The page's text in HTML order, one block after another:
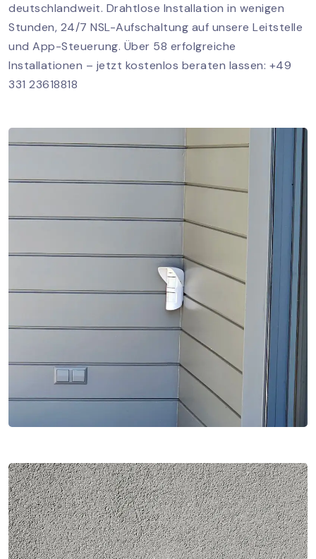
deutschlandweit. Drahtlose Installation in wenigen
Stunden, 24/7 NSL-Aufschaltung auf unsere Leitstelle
und App-Steuerung. Über 58 erfolgreiche
Installationen – jetzt kostenlos beraten lassen: +49
331 23618818